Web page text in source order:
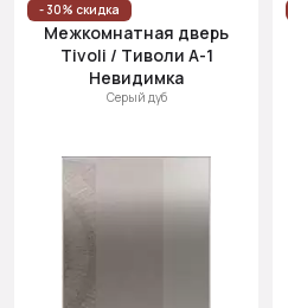
- 30% скидка
Межкомнатная дверь
Tivoli / Тиволи А-1
Невидимка
Серый дуб